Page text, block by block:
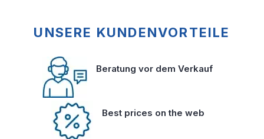
UNSERE KUNDENVORTEILE
Beratung vor dem Verkauf
Best prices on the web